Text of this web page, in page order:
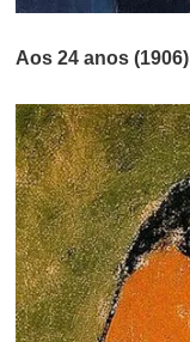
Aos 24 anos (1906)